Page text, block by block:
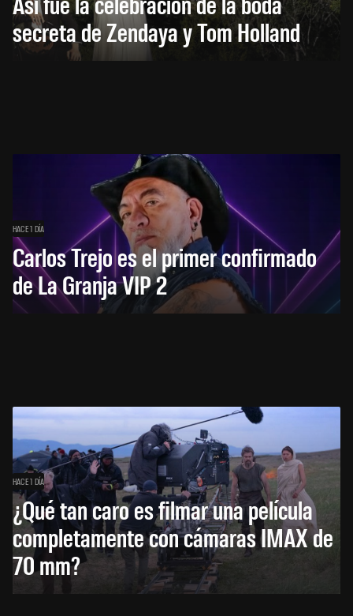
secreta de Zendaya y Tom Holland
HACE 1 DÍA
Carlos Trejo es el primer confirmado
de La Granja VIP 2
HACE 1 DÍA
¿Qué tan caro es filmar una película
completamente con cámaras IMAX de
70 mm?